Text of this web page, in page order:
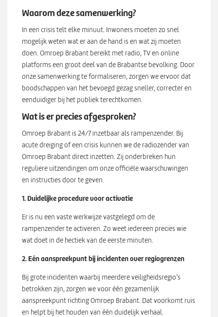
Waarom deze samenwerking?
In een crisis telt elke minuut. Inwoners moeten zo snel
mogelijk weten wat er aan de hand is en wat zij moeten
doen. Omroep Brabant bereikt met radio, TV en online
platforms een groot deel van de Brabantse bevolking. Door
onze samenwerking te formaliseren, zorgen we ervoor dat
boodschappen van het bevoegd gezag sneller, correcter en
eenduidiger bij het publiek terechtkomen.
Wat is er precies afgesproken?
Omroep Brabant is 24/7 inzetbaar als rampenzender. Bij
acute dreiging of een crisis kunnen we de radiozender van
Omroep Brabant direct inzetten. Zij onderbreken hun
reguliere uitzendingen om onze officiële waarschuwingen
en instructies door te geven.
1. Duidelijke procedure voor activatie
Er is nu een vaste werkwijze vastgelegd om de
rampenzender te activeren. Zo weet iedereen precies wie
wat doet in de hectiek van de eerste minuten.
2. Eén aanspreekpunt bij incidenten over regiogrenzen
Bij grote incidenten waarbij meerdere veiligheidsregio’s
betrokken zijn, zorgen we voor één gezamenlijk
aanspreekpunt richting Omroep Brabant. Dat voorkomt ruis
en helpt bij het houden van één duidelijk verhaal.